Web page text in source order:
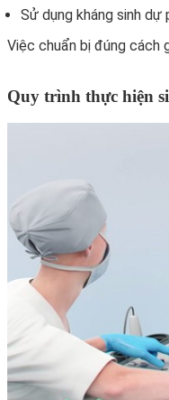
Sử dụng kháng sinh dự
Việc chuẩn bị đúng cách
Quy trình thực hiện